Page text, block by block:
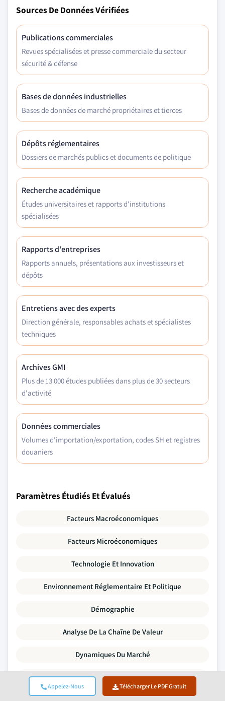
Appelez-Nous Télécharger Le PDF Gratuit
Sources De Données Vérifiées
Publications commerciales
Revues spécialisées et presse commerciale du secteur
sécurité & défense
Bases de données industrielles
Bases de données de marché propriétaires et tierces
Dépôts réglementaires
Dossiers de marchés publics et documents de politique
Recherche académique
Études universitaires et rapports d'institutions
spécialisées
Rapports d'entreprises
Rapports annuels, présentations aux investisseurs et
dépôts
Entretiens avec des experts
Direction générale, responsables achats et spécialistes
techniques
Archives GMI
Plus de 13 000 études publiées dans plus de 30 secteurs
d'activité
Données commerciales
Volumes d'importation/exportation, codes SH et registres
douaniers
Paramètres Étudiés Et Évalués
Facteurs Macroéconomiques
Facteurs Microéconomiques
Technologie Et Innovation
Environnement Réglementaire Et Politique
Démographie
Analyse De La Chaîne De Valeur
Dynamiques Du Marché
Cinq Forces De Porter